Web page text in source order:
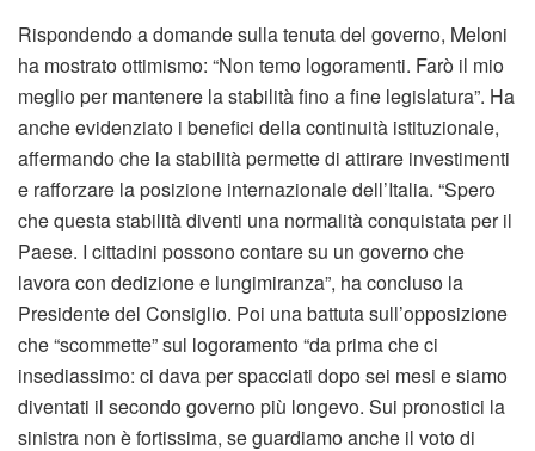
Rispondendo a domande sulla tenuta del governo, Meloni
ha mostrato ottimismo: “Non temo logoramenti. Farò il mio
meglio per mantenere la stabilità fino a fine legislatura”. Ha
anche evidenziato i benefici della continuità istituzionale,
affermando che la stabilità permette di attirare investimenti
e rafforzare la posizione internazionale dell’Italia. “Spero
che questa stabilità diventi una normalità conquistata per il
Paese. I cittadini possono contare su un governo che
lavora con dedizione e lungimiranza”, ha concluso la
Presidente del Consiglio. Poi una battuta sull’opposizione
che “scommette” sul logoramento “da prima che ci
insediassimo: ci dava per spacciati dopo sei mesi e siamo
diventati il secondo governo più longevo. Sui pronostici la
sinistra non è fortissima, se guardiamo anche il voto di